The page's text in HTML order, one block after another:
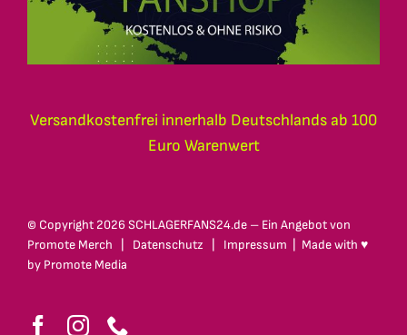
Versandkostenfrei innerhalb Deutschlands ab 100
Euro Warenwert
© Copyright 2026 SCHLAGERFANS24.de – Ein Angebot von
Promote Merch
Datenschutz Impressum | Made with ♥
by Promote Media